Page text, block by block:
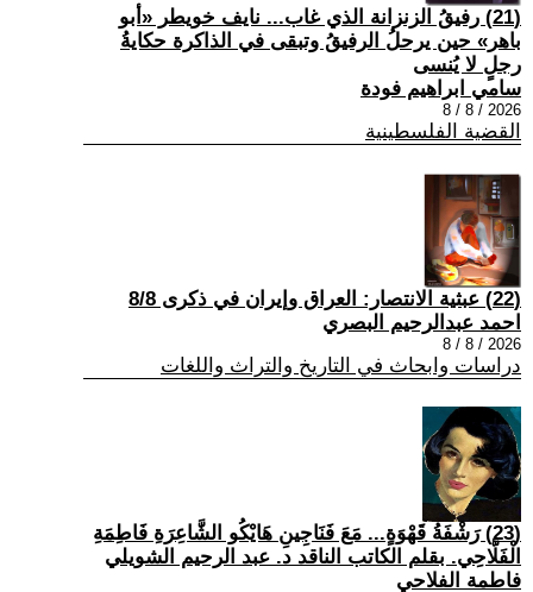
(21) رفيقُ الزنزانة الذي غاب... نايف خويطر «أبو
باهر» حين يرحلُ الرفيقُ وتبقى في الذاكرة حكايةُ
رجلٍ لا يُنسى
سامي ابراهيم فودة
2026 / 8 / 8
القضية الفلسطينية
(22) عبثية الانتصار: العراق وإيران في ذكرى 8/8
احمد عبدالرحيم البصري
2026 / 8 / 8
دراسات وابحاث في التاريخ والتراث واللغات
(23) رَشْفَةُ قَهْوَةٍ... مَعَ فَنَاجِينِ هَايْكُو الشَّاعِرَةِ فَاطِمَةِ
الْفَلَّاحِي. بقلم الكاتب الناقد د. عبد الرحيم الشويلي
فاطمة الفلاحي